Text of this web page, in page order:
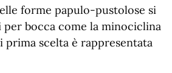
forme papulo-pustolose si
bocca come la minociclina
scelta è rappresentata